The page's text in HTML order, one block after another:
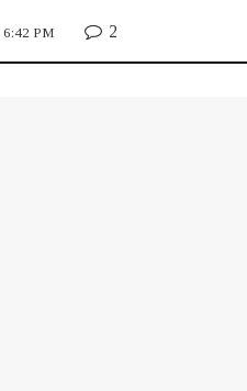
6:42 PM 2